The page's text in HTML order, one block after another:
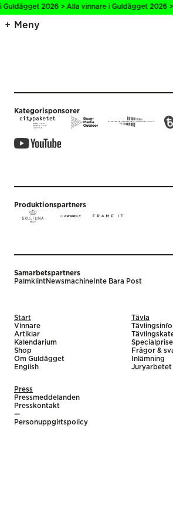
2026 > Alla vinnare i Guldägget
Meny
Kategorisponsorer
Produktionspartners
Samarbetspartners
PalmklintNewsmachine Inte Bara Post
Start
Vinnare
Artiklar
Kalendarium
Shop
Om Guldägget
English
Tävla
Frågor &
Inlämning
Juryarbetet
Press
Pressmeddelanden
Presskontakt
—
Personuppgiftspolicy